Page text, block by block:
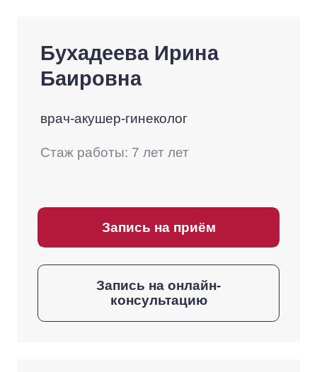
Бухадеева Ирина
Баировна
врач-акушер-гинеколог
Стаж работы: 7 лет лет
Запись на приём
Запись на онлайн-
консультацию